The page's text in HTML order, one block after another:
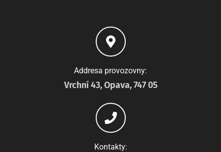
Addresa provozovny:
Vrchní 43, Opava, 747 05
Kontakty: